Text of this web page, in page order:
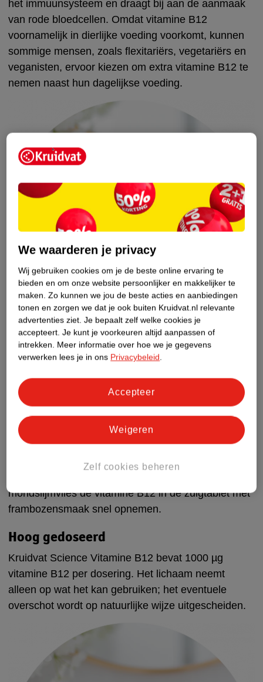
het immuunsysteem en draagt bij aan de aanmaak
van rode bloedcellen. Omdat vitamine B12
voornamelijk in dierlijke voeding voorkomt, kunnen
sommige mensen, zoals flexitariërs, vegetariërs en
veganisten, ervoor kiezen om extra vitamine B12 te
nemen naast hun dagelijkse voeding.
Optimaal opneembaar
Kruidvat Science Vitamine B12 bevat
methylcobalamine, een natuurlijke en actieve vorm
van vitamine B12. Actieve vitamine B12
(methylcobalamine) is beter opneembaar in je
lichaam dan de niet-actieve vitamineverbinding van
mondslijmvlies de vitamine B12 in de zuigtablet met
frambozensmaak snel opnemen.
Hoog gedoseerd
Kruidvat Science Vitamine B12 bevat 1000 µg
vitamine B12 per dosering. Het lichaam neemt
alleen op wat het kan gebruiken; het eventuele
overschot wordt op natuurlijke wijze uitgescheiden.
We waarderen je privacy
Wij gebruiken cookies om je de beste online ervaring te
bieden en om onze website persoonlijker en makkelijker te
maken. Zo kunnen we jou de beste acties en aanbiedingen
tonen en zorgen we dat je ook buiten Kruidvat.nl relevante
advertenties ziet. Je bepaalt zelf welke cookies je
accepteert. Je kunt je voorkeuren altijd aanpassen of
intrekken. Meer informatie over hoe we je gegevens
verwerken lees je in ons Privacybeleid.
Zelf cookies beheren
Weigeren
Accepteer